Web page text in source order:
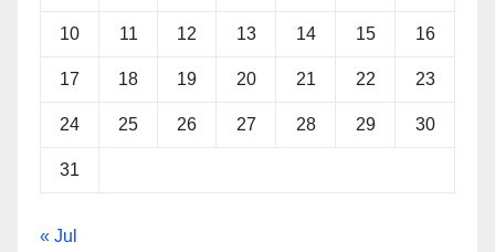
10 11 12 13 14 15 16
17 18 19 20 21 22 23
24 25 26 27 28 29 30
31
« Jul